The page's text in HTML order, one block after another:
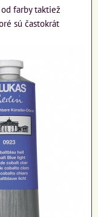
farby taktiež
sú častokrát